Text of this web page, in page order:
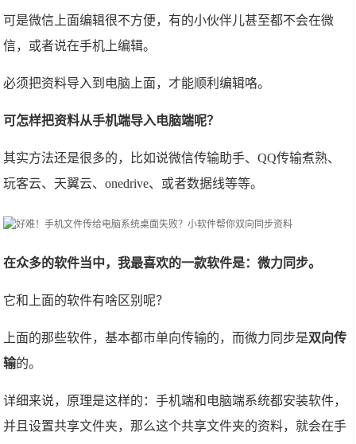
可是微信上面编辑很不方便，有的小伙伴儿甚至都不会在微
信，或者说在手机上编辑。
必须把资料导入到电脑上面，才能顺利编辑咯。
可怎样把资料从手机端导入电脑端呢？
其实方法还是很多的，比如说微信传输助手、QQ传输煮熟、
玩客云、天翼云、onedrive、或者数据线等等。
在众多的软件当中，我最喜欢的一款软件是：微力同步。
它和上面的软件有啥区别呢？
上面的那些软件，基本都市单向传输的，而微力同步是双向传
输的。
详细来说，原理是这样的：手机端和电脑端系统都安装软件，
并且设置共享文件夹，那么这个共享文件夹的资料，就会在手